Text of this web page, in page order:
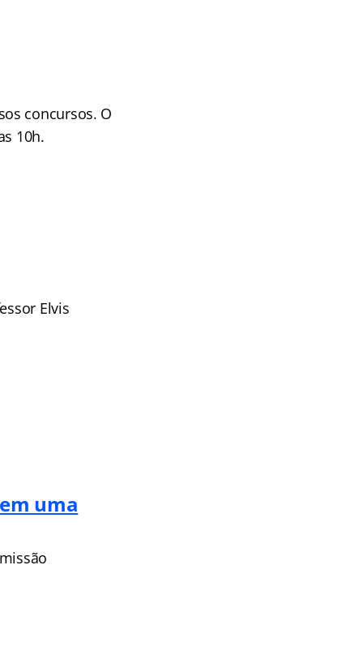
concursos. O
10h.
Elvis
uma